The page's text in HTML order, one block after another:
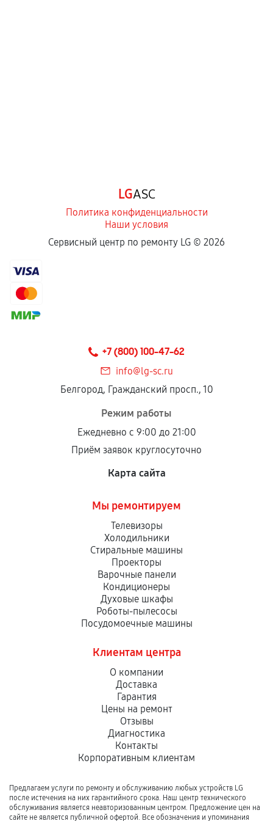
отдельных условиях.
Если комплектующие куплены
сохраняться полностью или частично, если
соблюдены следующие условия:
Установка была выполнена нашим сервисным
центром.
При этом гарантия на сами комплектующие
продавца. За качество сторонних деталей
сервисный центр ответственности не несет.
LGASC
Политика конфиденциальности
Наши условия
Сервисный центр по ремонту LG © 2026
+7 (800) 100-47-62
info@lg-sc.ru
Белгород, Гражданский просп., 10
Режим работы
Ежедневно с 9:00 до 21:00
Приём заявок круглосуточно
Карта сайта
Мы ремонтируем
Телевизоры
Холодильники
Стиральные машины
Проекторы
Варочные панели
Кондиционеры
Духовые шкафы
Роботы-пылесосы
Посудомоечные машины
Клиентам центра
О компании
Доставка
Гарантия
Цены на ремонт
Отзывы
Диагностика
Контакты
Корпоративным клиентам
Предлагаем услуги по ремонту и обслуживанию любых устройств LG
после истечения на них гарантийного срока. Наш центр технического
обслуживания является неавторизованным центром. Предложение цен на
сайте не является публичной офертой. Все обозначения и упоминания